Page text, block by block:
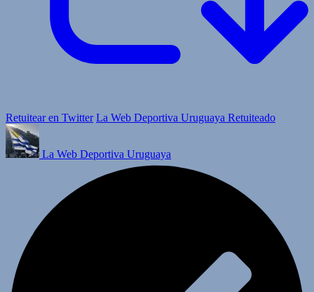
Retuitear en Twitter La Web Deportiva Uruguaya Retuiteado
La Web Deportiva Uruguaya